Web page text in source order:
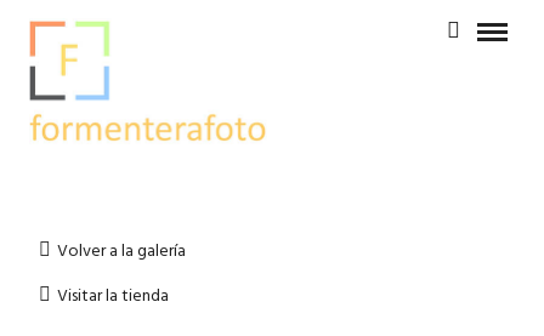
Volver a la galería
Visitar la tienda